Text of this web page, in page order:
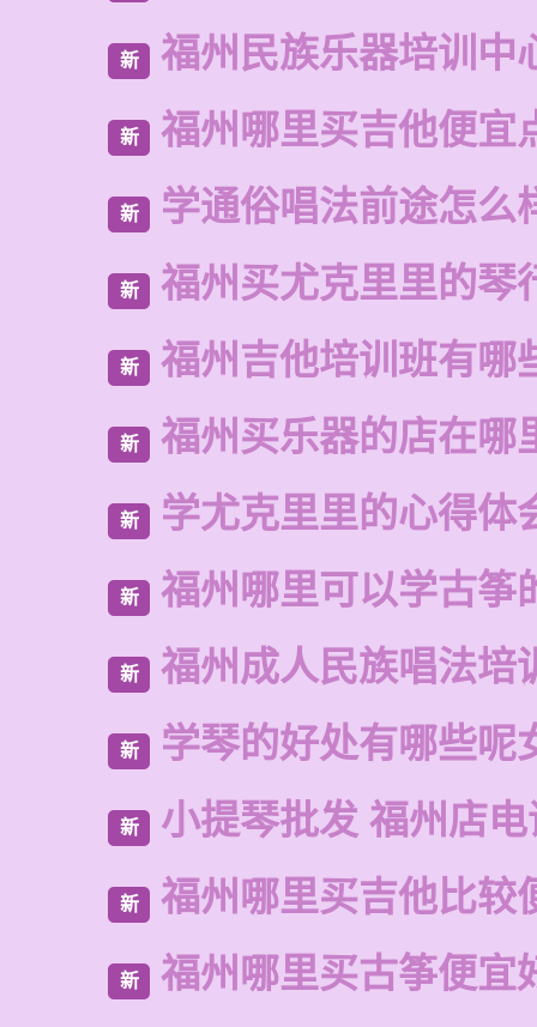
新 福州民族乐器培训中
新 福州哪里买吉他便宜
新 学通俗唱法前途怎么
新 福州买尤克里里的琴
新 福州吉他培训班有哪
新 福州买乐器的店在哪
新 学尤克里里的心得体
新 福州哪里可以学古筝
新 福州成人民族唱法培
新 学琴的好处有哪些呢
新 小提琴批发 福州店
新 福州哪里买吉他比较
新 福州哪里买古筝便宜